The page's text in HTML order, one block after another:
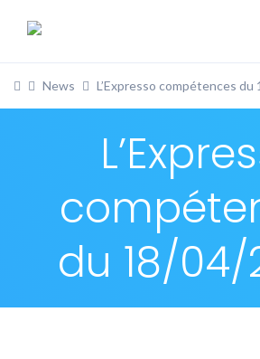
News L’Expresso compétences
du 18/04/